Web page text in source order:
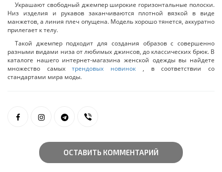
Украшают свободный джемпер широкие горизонтальные полоски.
Низ изделия и рукавов заканчиваются плотной вязкой в виде
манжетов, а линия плеч опущена. Модель хорошо тянется, аккуратно
прилегает к телу.
Такой джемпер подходит для создания образов с совершенно
разными видами низа от любимых джинсов, до классических брюк. В
каталоге нашего интернет-магазина женской одежды вы найдете
множество самыхтрендовых новинок , в соответствии со
стандартами мира моды.
ОСТАВИТЬ КОММЕНТАРИЙ